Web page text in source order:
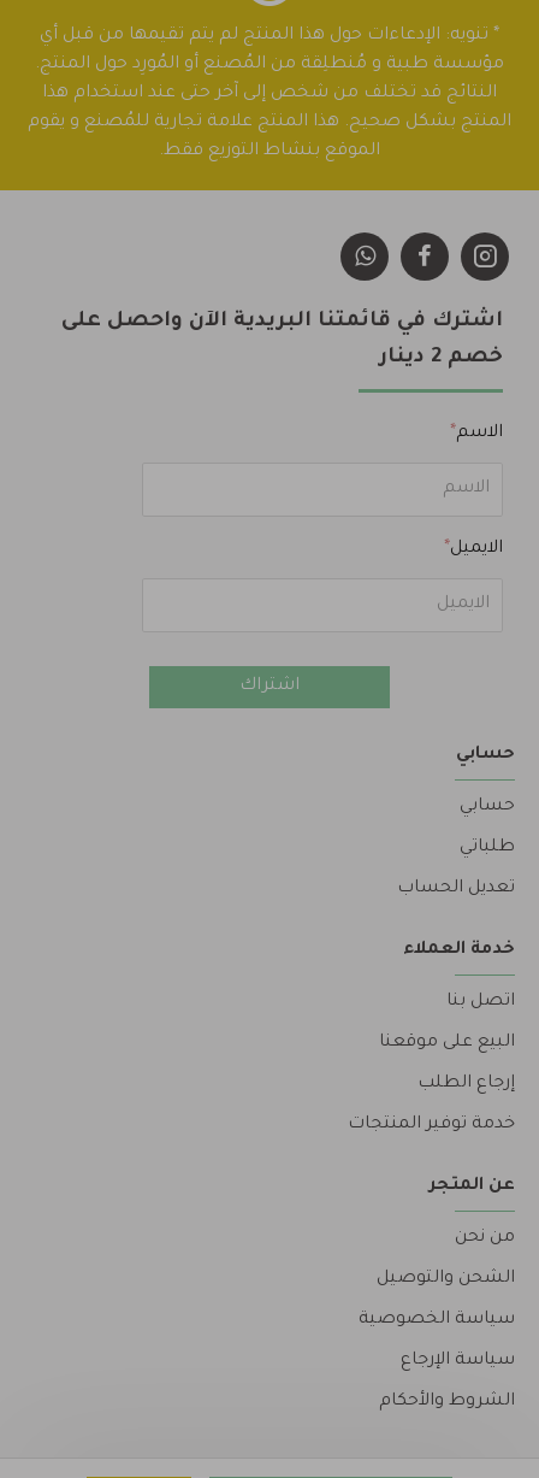
* تنويه: الإدعاءات حول هذا المنتج لم يتم تقيمها من قبل أي
مؤسسة طبية و مُنطلِقة من المُصنع أو المُورِد حول المنتج.
النتائج قد تختلف من شخص إلى آخر حتى عند استخدام هذا
المنتج بشكل صحيح. هذا المنتج علامة تجارية للمُصنع و يقوم
الموقع بنشاط التوزيع فقط.
اشترك في قائمتنا البريدية الآن واحصل على
خصم 2 دينار
الاسم
الايميل
اشتراك
حسابي
حسابي
طلباتي
تعديل الحساب
خدمة العملاء
اتصل بنا
البيع على موقعنا
إرجاع الطلب
خدمة توفير المنتجات
عن المتجر
من نحن
الشحن والتوصيل
سياسة الخصوصية
سياسة الإرجاع
الشروط والأحكام